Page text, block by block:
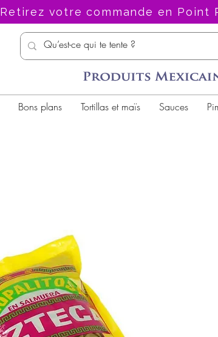
Retirez votre commande en Point
Bons plans Tortillas et maïs Sauces